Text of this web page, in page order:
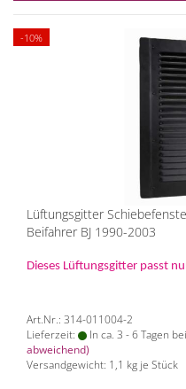
-10%
Lüftungsgitter
Beifahrer BJ 1990-2003
Dieses Lüftungsgitter passt
Art.Nr.: 314-011004-2
Lieferzeit:
In ca. 3 - 6 Tagen
abweichend)
Versandgewicht: 1,1 kg je Stück